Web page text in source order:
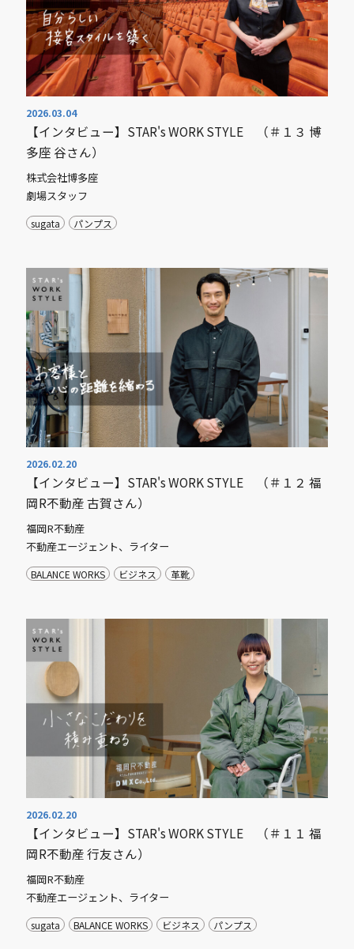
2026.03.04
【インタビュー】STAR's WORK STYLE （＃１３ 博
多座 谷さん）
株式会社博多座
劇場スタッフ
sugata パンプス
2026.02.20
【インタビュー】STAR's WORK STYLE （＃１２ 福
岡R不動産 古賀さん）
福岡R不動産
不動産エージェント、ライター
BALANCE WORKS ビジネス 革靴
2026.02.20
【インタビュー】STAR's WORK STYLE （＃１１ 福
岡R不動産 行友さん）
福岡R不動産
不動産エージェント、ライター
sugata BALANCE WORKS ビジネス パンプス